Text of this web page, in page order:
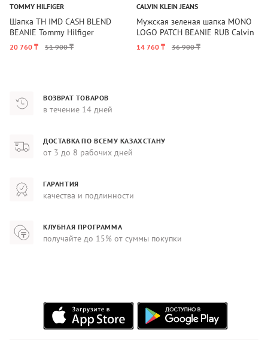
TOMMY HILFIGER
Шапка TH IMD CASH BLEND
BEANIE Tommy Hilfiger
20 760 ₸ 51 900 ₸
CALVIN KLEIN JEANS
Мужская зеленая шапка MONO
LOGO PATCH BEANIE RUB Calvin
Klein Jeans
14 760 ₸ 36 900 ₸
ВОЗВРАТ ТОВАРОВ
в течение 14 дней
ДОСТАВКА ПО ВСЕМУ КАЗАХСТАНУ
от 3 до 8 рабочих дней
ГАРАНТИЯ
качества и подлинности
КЛУБНАЯ ПРОГРАММА
получайте до 15% от суммы покупки